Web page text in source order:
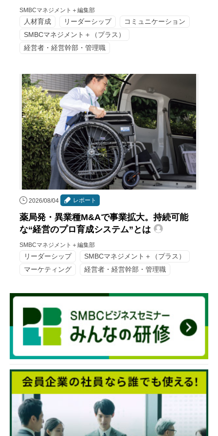
SMBCマネジメント＋編集部
人材育成 リーダーシップ
コミュニケーション
SMBCマネジメント＋（プラス）
経営者・経営幹部・管理職
2026/08/04 レポート
薬局発・異業種M&Aで事業拡大。持続可能
な“経営のプロ育成システム”とは
SMBCマネジメント＋編集部
リーダーシップ
SMBCマネジメント＋（プラス）
マーケティング
経営者・経営幹部・管理職